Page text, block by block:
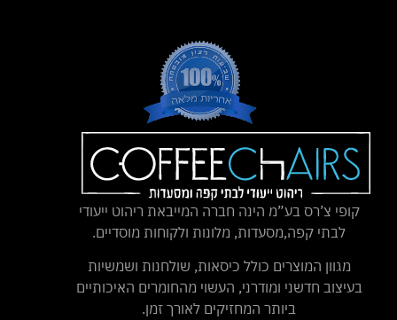
קופי צ’רס בע”מ הינה חברה המייבאת ריהוט ייעודי
לבתי קפה,מסעדות, מלונות ולקוחות מוסדיים.
מגוון המוצרים כולל כיסאות, שולחנות ושמשיות
בעיצוב חדשני ומודרני, העשוי מהחומרים האיכותיים
ביותר המחזיקים לאורך זמן.